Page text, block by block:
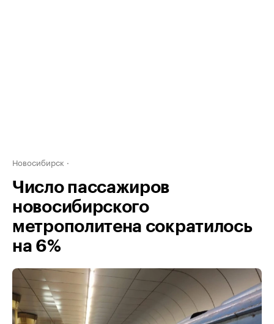
Новосибирск
Число пассажиров
новосибирского
метрополитена сократилось
на 6%